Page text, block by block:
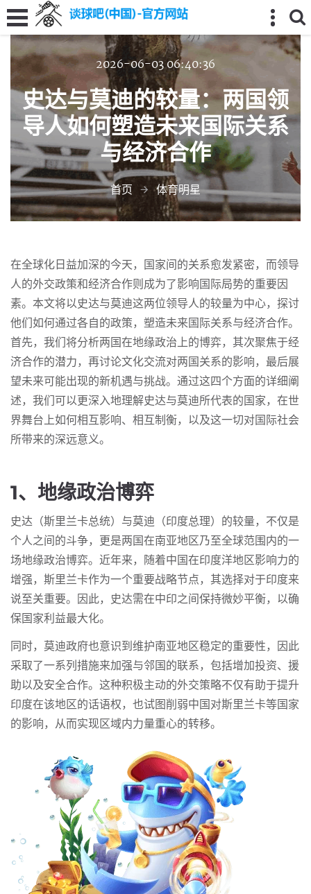
2026-06-03 06:40:36
史达与莫迪的较量：两国领
导人如何塑造未来国际关系
与经济合作
首页 体育明星
在全球化日益加深的今天，国家间的关系愈发紧密，而领导
人的外交政策和经济合作则成为了影响国际局势的重要因
素。本文将以史达与莫迪这两位领导人的较量为中心，探讨
他们如何通过各自的政策，塑造未来国际关系与经济合作。
首先，我们将分析两国在地缘政治上的博弈，其次聚焦于经
济合作的潜力，再讨论文化交流对两国关系的影响，最后展
望未来可能出现的新机遇与挑战。通过这四个方面的详细阐
述，我们可以更深入地理解史达与莫迪所代表的国家，在世
界舞台上如何相互影响、相互制衡，以及这一切对国际社会
所带来的深远意义。
1、地缘政治博弈
史达（斯里兰卡总统）与莫迪（印度总理）的较量，不仅是
个人之间的斗争，更是两国在南亚地区乃至全球范围内的一
场地缘政治博弈。近年来，随着中国在印度洋地区影响力的
增强，斯里兰卡作为一个重要战略节点，其选择对于印度来
说至关重要。因此，史达需在中印之间保持微妙平衡，以确
保国家利益最大化。
同时，莫迪政府也意识到维护南亚地区稳定的重要性，因此
采取了一系列措施来加强与邻国的联系，包括增加投资、援
助以及安全合作。这种积极主动的外交策略不仅有助于提升
印度在该地区的话语权，也试图削弱中国对斯里兰卡等国家
的影响，从而实现区域内力量重心的转移。